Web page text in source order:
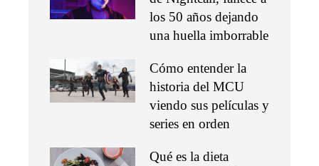
los 50 años dejando
una huella imborrable
Cómo entender la
historia del MCU
viendo sus películas y
series en orden
Qué es la dieta